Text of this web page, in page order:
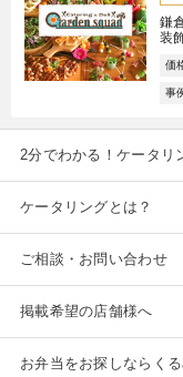
鎌
装
価
事
2分でわかる！ケータリ
ケータリングとは？
ご相談・お問い合わせ
掲載希望の店舗様へ
お弁当をお探しならく